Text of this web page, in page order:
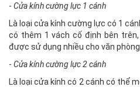
- Cửa kính cường lực 1 cánh
Là loại cửa kính cường lực có 1
có thêm 1 vách cố định bên
được sử dụng nhiều cho văn phòng
- Cửa kính cường lực 2 cánh
Là loại cửa kính có 2 cánh có thể